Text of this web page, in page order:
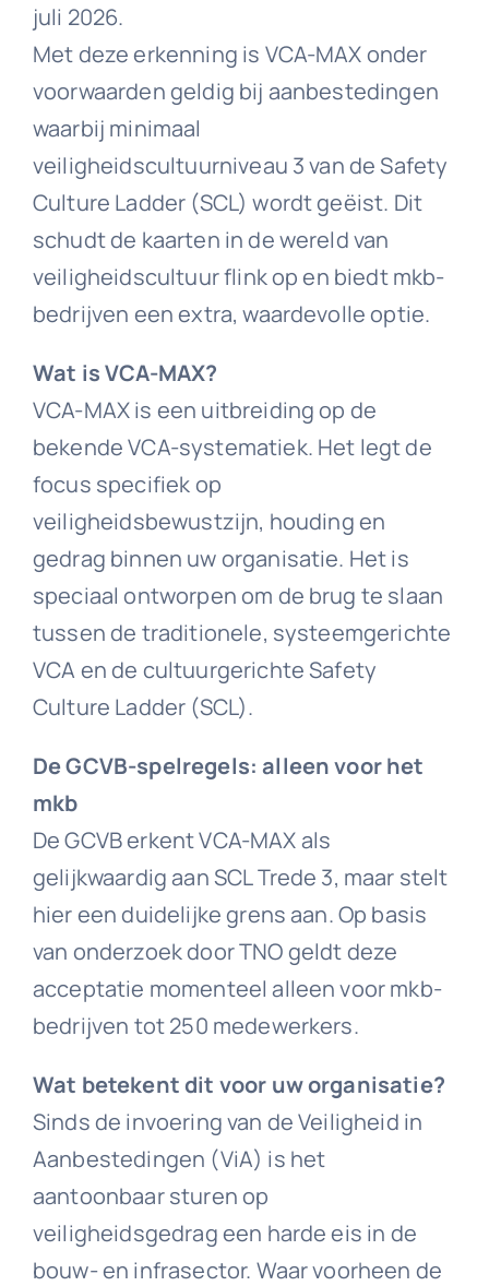
juli 2026.
Met deze erkenning is VCA-MAX onder
voorwaarden geldig bij aanbestedingen
waarbij minimaal
veiligheidscultuurniveau 3 van de Safety
Culture Ladder (SCL) wordt geëist. Dit
schudt de kaarten in de wereld van
veiligheidscultuur flink op en biedt mkb-
bedrijven een extra, waardevolle optie.
Wat is VCA-MAX?
VCA-MAX is een uitbreiding op de
bekende VCA-systematiek. Het legt de
focus specifiek op
veiligheidsbewustzijn, houding en
gedrag binnen uw organisatie. Het is
speciaal ontworpen om de brug te slaan
tussen de traditionele, systeemgerichte
VCA en de cultuurgerichte Safety
Culture Ladder (SCL).
De GCVB-spelregels: alleen voor het
mkb
De GCVB erkent VCA-MAX als
gelijkwaardig aan SCL Trede 3, maar stelt
hier een duidelijke grens aan. Op basis
van onderzoek door TNO geldt deze
acceptatie momenteel alleen voor mkb-
bedrijven tot 250 medewerkers.
Wat betekent dit voor uw organisatie?
Sinds de invoering van de Veiligheid in
Aanbestedingen (ViA) is het
aantoonbaar sturen op
veiligheidsgedrag een harde eis in de
bouw- en infrasector. Waar voorheen de